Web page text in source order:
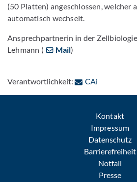
(50 Platten) angeschlossen, welcher
automatisch wechselt.
Ansprechpartnerin in der
Lehmann (
Mail)
Verantwortlichkeit: CAi
Kontakt
Impressum
Datenschutz
Barrierefreiheit
Notfall
Presse